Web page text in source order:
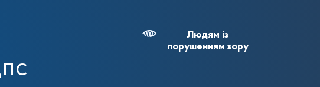
Людям із
порушенням зору